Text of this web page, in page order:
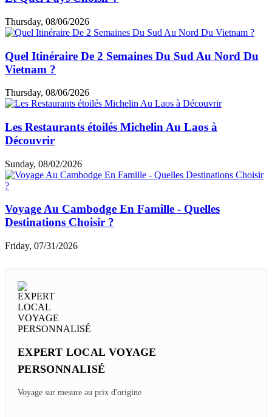
Thursday, 08/06/2026
Quel Itinéraire De 2 Semaines Du Sud Au Nord Du
Vietnam ?
Thursday, 08/06/2026
Les Restaurants étoilés Michelin Au Laos à
Découvrir
Sunday, 08/02/2026
Voyage Au Cambodge En Famille - Quelles
Destinations Choisir ?
Friday, 07/31/2026
EXPERT LOCAL VOYAGE
PERSONNALISÉ
Voyage sur mesure au prix d'origine